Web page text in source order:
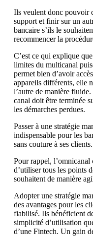
Ils veulent donc pouvoir
support et finir sur un
bancaire s’ils le
recommencer la
C’est ce qui explique
limites du multicanal
permet bien d’avoir
appareils différents, elle
l’autre de manière
canal doit être terminée
les démarches perdues.
Passer à une stratégie
indispensable pour les
sans couture à ses clients.
Pour rappel, l’omnicanal
d’utiliser tous les points
souhaitent de manière
Adopter une stratégie
des avantages pour les
fiabilisé. Ils bénéficient
simplicité d’utilisation
d’une Fintech. Un gain